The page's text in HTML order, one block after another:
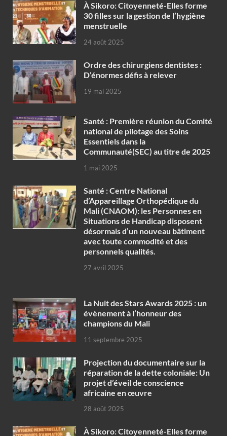
À Sikoro: Citoyenneté-Elles forme
30 filles sur la gestion de l’hygiène
menstruelle
24 août 2025
Ordre des chirurgiens dentistes :
D’énormes défis à relever
19 mai 2025
Santé : Première réunion du Comité
national de pilotage des Soins
Essentiels dans la
Communauté(SEC) au titre de 2025
1 mai 2025
Santé : Centre National
d’Appareillage Orthopédique du
Mali (CNAOM): les Personnes en
Situations de Handicap disposent
désormais d’un nouveau bâtiment
avec toute commodité et des
personnels qualités.
27 avril 2025
‎La Nuit des Stars Awards 2025 : un
évènement à l’honneur des
champions du Mali
11 septembre 2025
Projection du documentaire sur la
réparation de la dette coloniale: Un
projet d’éveil de conscience
africaine en œuvre‎
28 août 2025
À Sikoro: Citoyenneté-Elles forme